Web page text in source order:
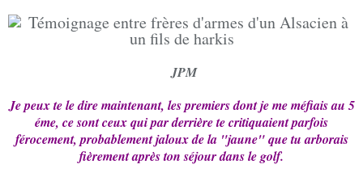
JPM
Je peux te le dire maintenant, les premiers dont je me méfiais au 5
éme, ce sont ceux qui par derrière te critiquaient parfois
férocement, probablement jaloux de la "jaune" que tu arborais
fièrement après ton séjour dans le golf.